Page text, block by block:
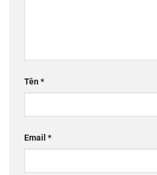
Tên*
Email *